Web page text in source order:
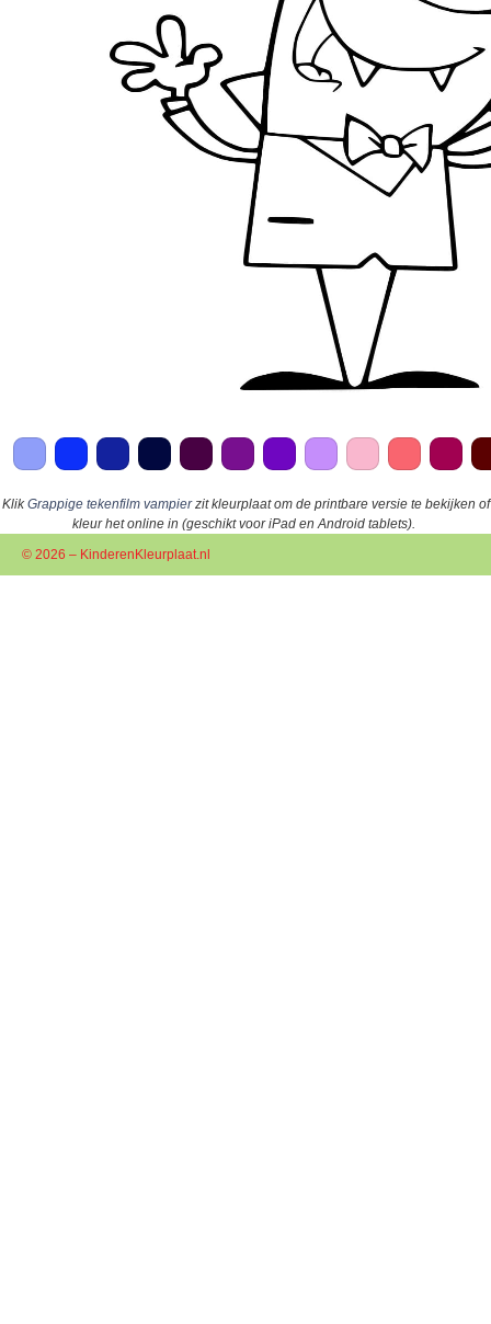
KlikGrappige tekenfilm vampierzit kleurplaat om de printbare versie te bekijken of
kleur het online in (geschikt voor iPad en Android tablets).
© 2026 – KinderenKleurplaat.nl